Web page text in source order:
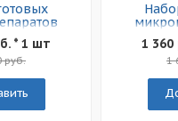
N38 NG
* 1 шт
руб.
1 360
1